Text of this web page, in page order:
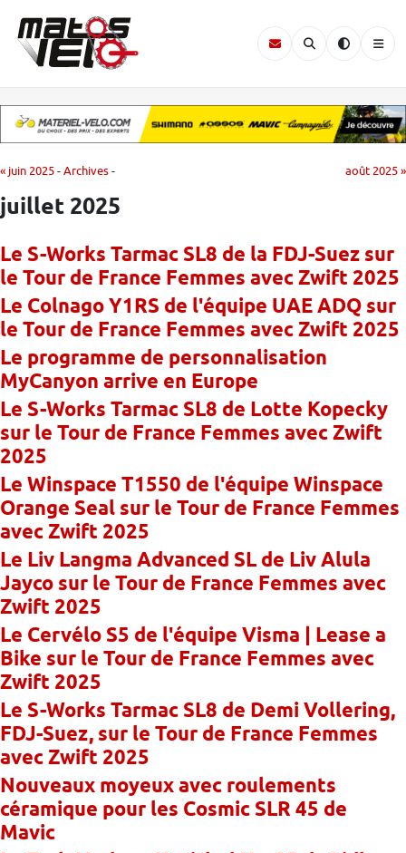
« juin 2025-Archives- août 2025 »
juillet 2025
Le S-Works Tarmac SL8 de la FDJ-Suez sur
le Tour de France Femmes avec Zwift 2025
Le Colnago Y1RS de l'équipe UAE ADQ sur
le Tour de France Femmes avec Zwift 2025
Le programme de personnalisation
MyCanyon arrive en Europe
Le S-Works Tarmac SL8 de Lotte Kopecky
sur le Tour de France Femmes avec Zwift
2025
Le Winspace T1550 de l'équipe Winspace
Orange Seal sur le Tour de France Femmes
avec Zwift 2025
Le Liv Langma Advanced SL de Liv Alula
Jayco sur le Tour de France Femmes avec
Zwift 2025
Le Cervélo S5 de l'équipe Visma | Lease a
Bike sur le Tour de France Femmes avec
Zwift 2025
Le S-Works Tarmac SL8 de Demi Vollering,
FDJ-Suez, sur le Tour de France Femmes
avec Zwift 2025
Nouveaux moyeux avec roulements
céramique pour les Cosmic SLR 45 de
Mavic